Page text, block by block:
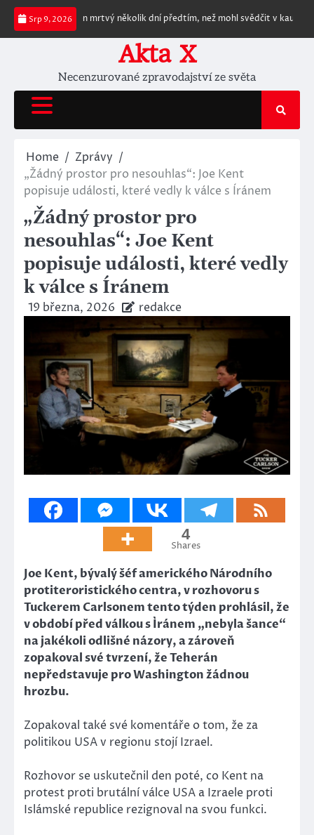
Skip
content
Srp 9, 2026
mrtvý několik dní předtím, než mohl svědčit v kauze týkající se
Akta X
Necenzurované zpravodajství ze světa
Home
Zprávy
„Žádný prostor pro nesouhlas“: Joe Kent
popisuje události, které vedly k válce s Íránem
„Žádný prostor pro
nesouhlas“: Joe Kent
popisuje události, které vedly
k válce s Íránem
19 března, 2026 redakce
4
Shares
Joe Kent, bývalý šéf amerického Národního
protiteroristického centra, v rozhovoru s
Tuckerem Carlsonem tento týden prohlásil, že
v období před válkou s Íránem „nebyla šance“
na jakékoli odlišné názory, a zároveň
zopakoval své tvrzení, že Teherán
nepředstavuje pro Washington žádnou
hrozbu.
Zopakoval také své komentáře o tom, že za
politikou USA v regionu stojí Izrael.
Rozhovor se uskutečnil den poté, co Kent na
protest proti brutální válce USA a Izraele proti
Islámské republice rezignoval na svou funkci.